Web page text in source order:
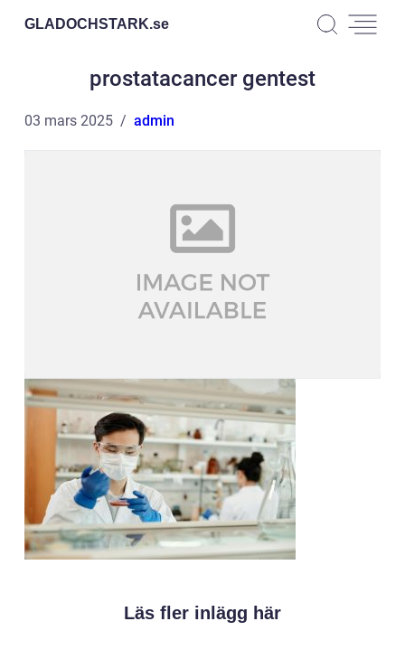
GLADOCHSTARK.se
prostatacancer gentest
03 mars 2025 admin
Läs fler inlägg här